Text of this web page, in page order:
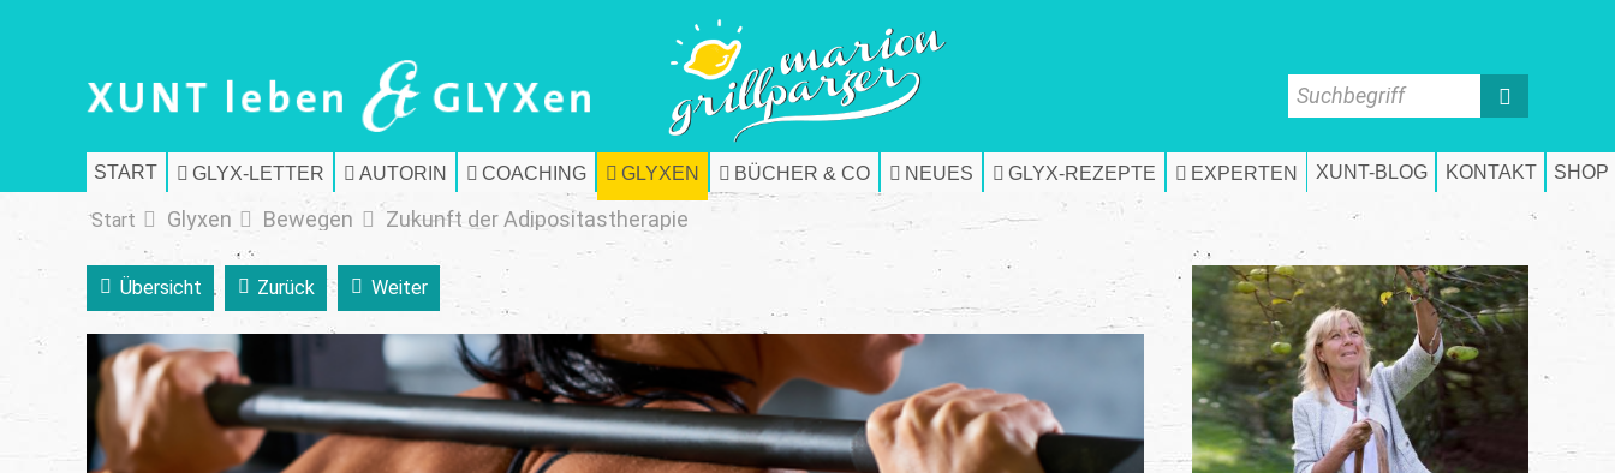
START GLYX-LETTER AUTORIN COACHING GLYXEN BÜCHER & CO NEUES GLYX-REZEPTE EXPERTEN XUNT-BLOG KONTAKT SHOP
Suchbegriff
Start Glyxen Bewegen Zukunft der Adipositastherapie
Übersicht Zurück Weiter